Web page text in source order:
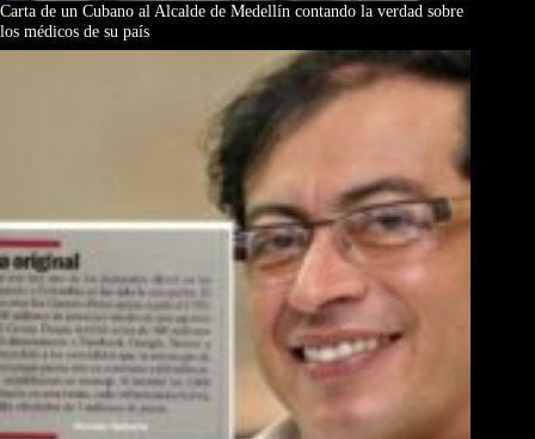
Carta de un Cubano al Alcalde de Medellín contando la verdad sobre
los médicos de su país